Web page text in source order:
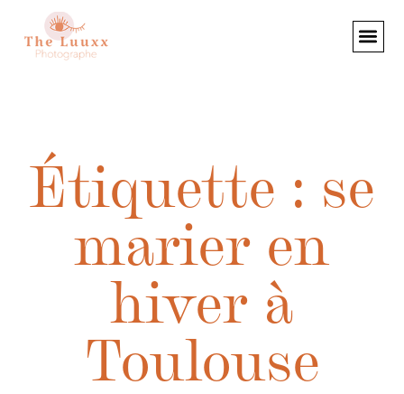
Étiquette : se
marier en
hiver à
Toulouse